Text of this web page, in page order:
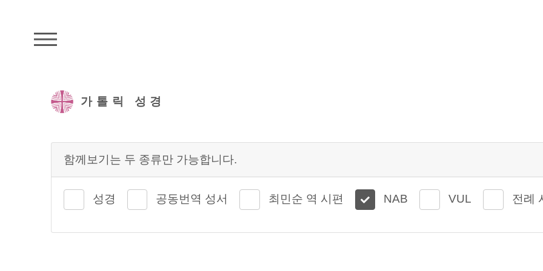
가톨릭 성경
함께보기는 두 종류만 가능합니다.
성경 공동번역 성서 최민순 역 시편 NAB VUL 전례